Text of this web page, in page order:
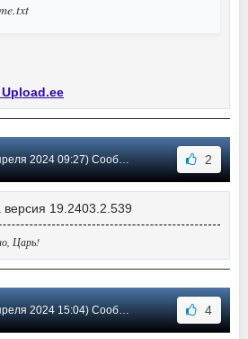
2024 09:27) Сообщение #543 2
19.2403.2.539
Царь!
2024 15:04) Сообщение #542 4